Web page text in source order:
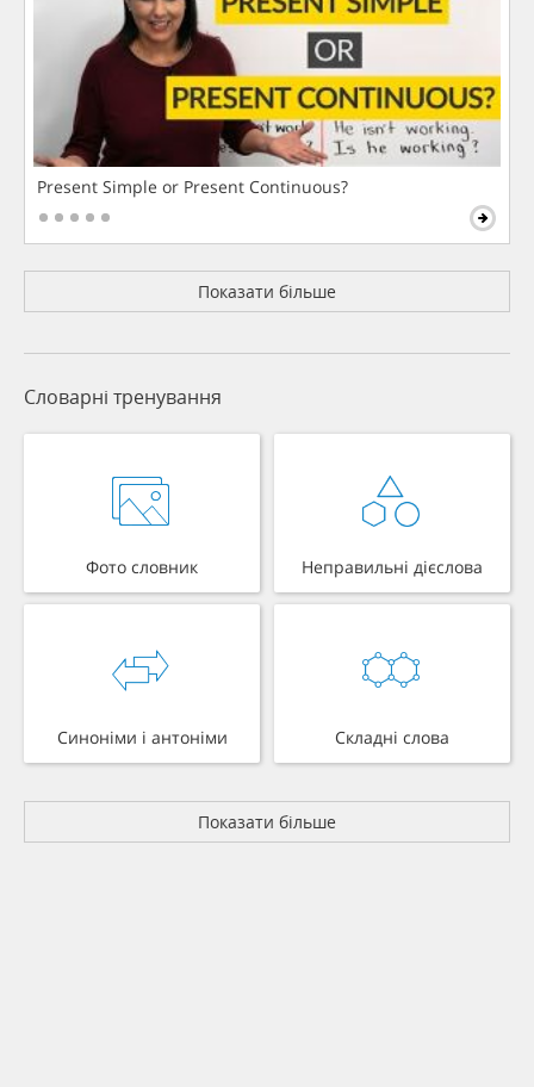
Present Simple or Present Continuous?
Показати більше
Словарні тренування
Фото словник Неправильні дієслова
Синоніми і антоніми Складні слова
Показати більше